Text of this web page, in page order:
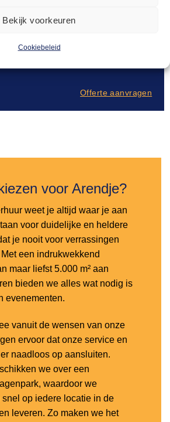
Bekijk voorkeuren
Cookiebeleid
mixed – 1,7m
Offerte aanvragen
voor Arendje?
weet je altijd waar je aan
voor duidelijke en heldere
je nooit voor verrassingen
een indrukwekkend
maar liefst 5.000 m² aan
bieden we alles wat nodig is
evenementen.
vanuit de wensen van onze
ervoor dat onze service en
naadloos op aansluiten.
we over een
waardoor we
op iedere locatie in de
leveren. Zo maken we het